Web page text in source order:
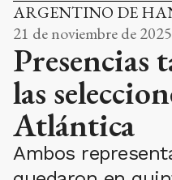
ARGENTINO DE
21 de noviembre de
Presencias
las
Atlántica
Ambos